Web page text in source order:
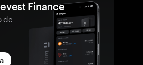
Finance
de